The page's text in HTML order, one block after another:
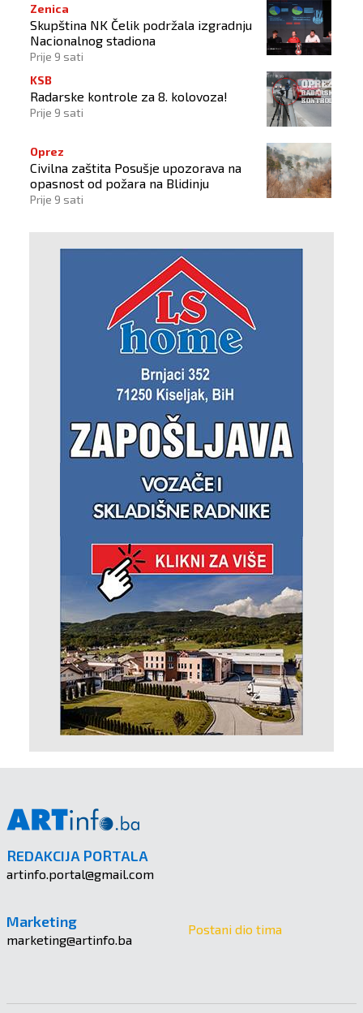
Zenica
Skupština NK Čelik podržala izgradnju
Nacionalnog stadiona
Prije 9 sati
KSB
Radarske kontrole za 8. kolovoza!
Prije 9 sati
Oprez
Civilna zaštita Posušje upozorava na
opasnost od požara na Blidinju
Prije 9 sati
REDAKCIJA PORTALA
artinfo.portal@gmail.com
Marketing
marketing@artinfo.ba
Postani dio tima